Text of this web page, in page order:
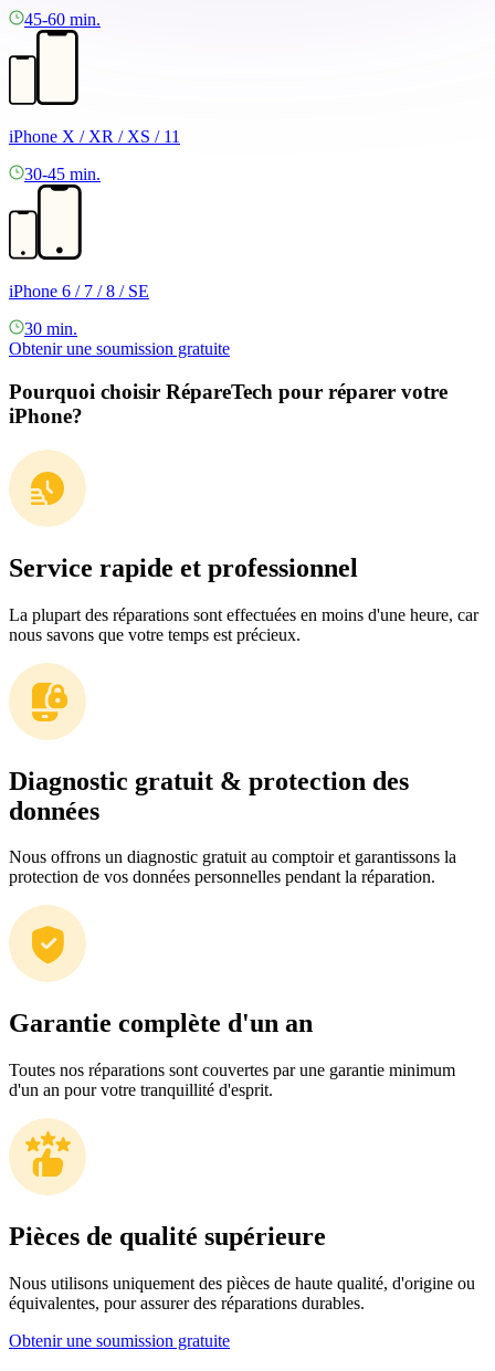
45-60 min.
iPhone X / XR / XS / 11
30-45 min.
iPhone 6 / 7 / 8 / SE
30 min.
Obtenir une soumission gratuite
Pourquoi choisir RépareTech pour réparer votre
iPhone?
Service rapide et professionnel
La plupart des réparations sont effectuées en moins d'une heure, car
nous savons que votre temps est précieux.
Diagnostic gratuit & protection des
données
Nous offrons un diagnostic gratuit au comptoir et garantissons la
protection de vos données personnelles pendant la réparation.
Garantie complète d'un an
Toutes nos réparations sont couvertes par une garantie minimum
d'un an pour votre tranquillité d'esprit.
Pièces de qualité supérieure
Nous utilisons uniquement des pièces de haute qualité, d'origine ou
équivalentes, pour assurer des réparations durables.
Obtenir une soumission gratuite